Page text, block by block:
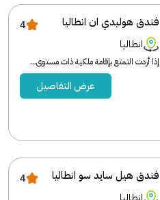
فندق هوليدي ان انطاليا
4
انطاليا
إذا أردت التمتع بإقامة ملكية ذات مستوى...
عرض التفاصيل
فندق هيل سايد سو انطاليا
4